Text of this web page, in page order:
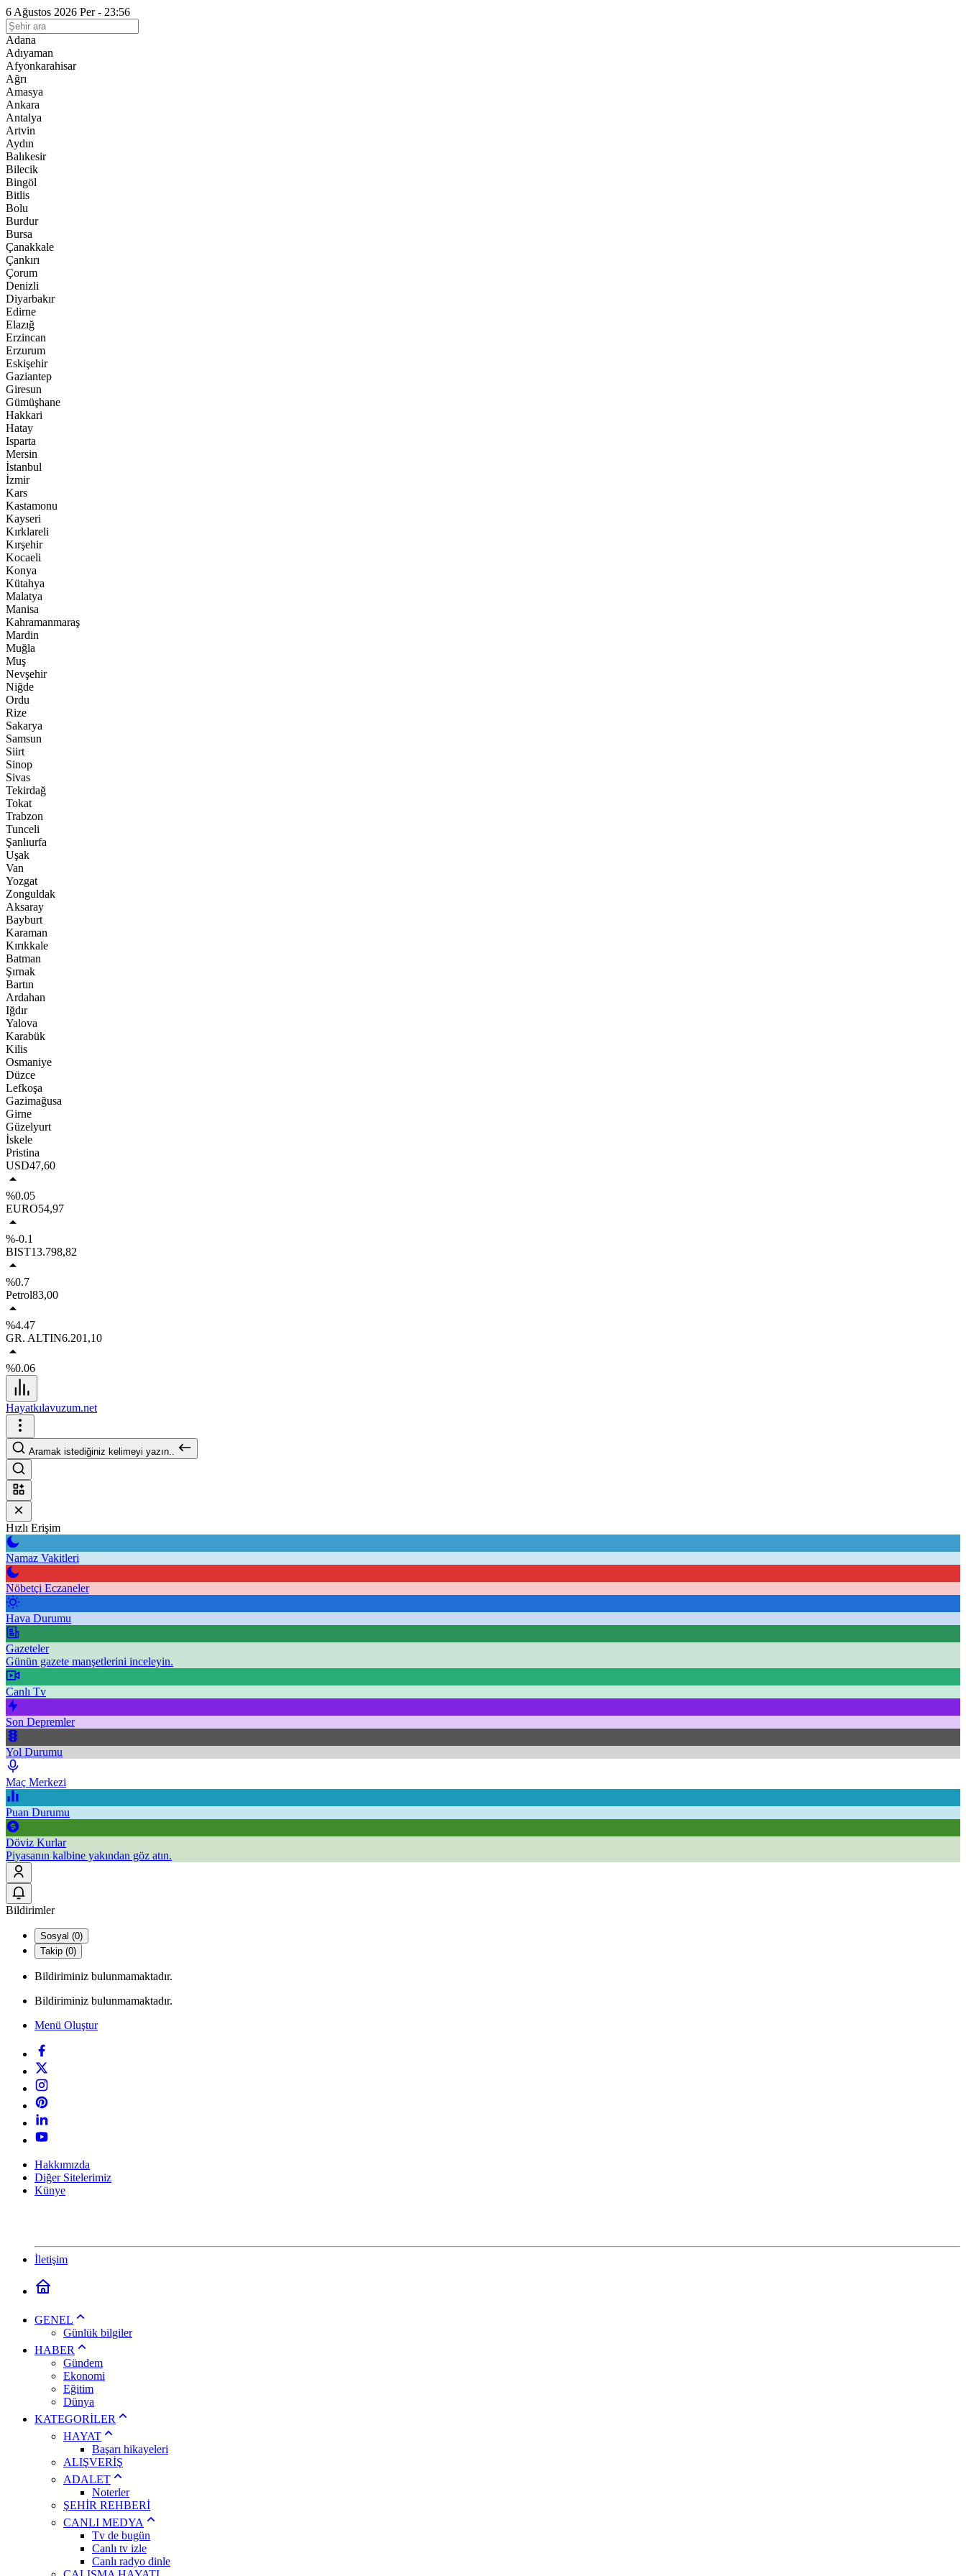
6 Ağustos 2026 Per - 23:56
Adana
Adıyaman
Afyonkarahisar
Ağrı
Amasya
Ankara
Antalya
Artvin
Aydın
Balıkesir
Bilecik
Bingöl
Bitlis
Bolu
Burdur
Bursa
Çanakkale
Çankırı
Çorum
Denizli
Diyarbakır
Edirne
Elazığ
Erzincan
Erzurum
Eskişehir
Gaziantep
Giresun
Gümüşhane
Hakkari
Hatay
Isparta
Mersin
İstanbul
İzmir
Kars
Kastamonu
Kayseri
Kırklareli
Kırşehir
Kocaeli
Konya
Kütahya
Malatya
Manisa
Kahramanmaraş
Mardin
Muğla
Muş
Nevşehir
Niğde
Ordu
Rize
Sakarya
Samsun
Siirt
Sinop
Sivas
Tekirdağ
Tokat
Trabzon
Tunceli
Şanlıurfa
Uşak
Van
Yozgat
Zonguldak
Aksaray
Bayburt
Karaman
Kırıkkale
Batman
Şırnak
Bartın
Ardahan
Iğdır
Yalova
Karabük
Kilis
Osmaniye
Düzce
Lefkoşa
Gazimağusa
Girne
Güzelyurt
İskele
Pristina
USD47,60
%0.05
EURO54,97
%-0.1
BIST13.798,82
%0.7
Petrol83,00
%4.47
GR. ALTIN6.201,10
%0.06
Hayatkılavuzum.net
Aramak istediğiniz kelimeyi yazın..
Hızlı Erişim
Namaz Vakitleri
Nöbetçi Eczaneler
Hava Durumu
Gazeteler
Günün gazete manşetlerini inceleyin.
Canlı Tv
Son Depremler
Yol Durumu
Maç Merkezi
Puan Durumu
Döviz Kurlar
Piyasanın kalbine yakından göz atın.
Bildirimler
Sosyal (0)
Takip (0)
Bildiriminiz bulunmamaktadır.
Bildiriminiz bulunmamaktadır.
Menü Oluştur
Hakkımızda
Diğer Sitelerimiz
Künye
İletişim
GENEL
Günlük bilgiler
HABER
Gündem
Ekonomi
Eğitim
Dünya
KATEGORİLER
HAYAT
Başarı hikayeleri
ALIŞVERİŞ
ADALET
Noterler
ŞEHİR REHBERİ
CANLI MEDYA
Tv de bugün
Canlı tv izle
Canlı radyo dinle